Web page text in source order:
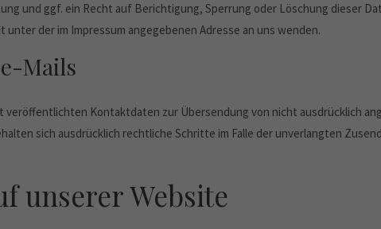
und ggf. ein Recht auf Berichtigung, Sperrung oder Löschung dieser
der im Impressum angegebenen Adresse an uns wenden.
Mails
veröffentlichten Kontaktdaten zur Übersendung von nicht ausdrücklich
sich ausdrücklich rechtliche Schritte im Falle der unverlangten
unserer Website